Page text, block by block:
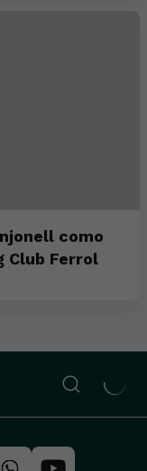
como
Club Ferrol